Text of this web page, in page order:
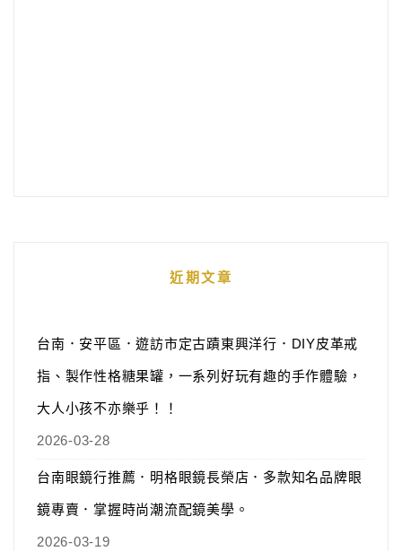
近期文章
台南．安平區．遊訪市定古蹟東興洋行．DIY皮革戒
指、製作性格糖果罐，一系列好玩有趣的手作體驗，
大人小孩不亦樂乎！！
2026-03-28
台南眼鏡行推薦．明格眼鏡長榮店．多款知名品牌眼
鏡專賣．掌握時尚潮流配鏡美學。
2026-03-19